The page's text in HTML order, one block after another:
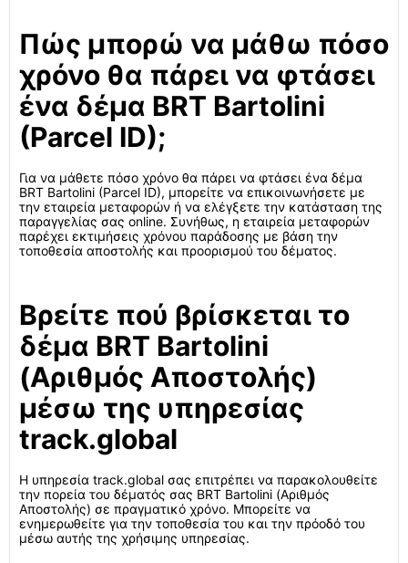
Πώς μπορώ να μάθω πόσο
χρόνο θα πάρει να φτάσει
ένα δέμα BRT Bartolini
(Parcel ID);
Για να μάθετε πόσο χρόνο θα πάρει να φτάσει ένα δέμα
BRT Bartolini (Parcel ID), μπορείτε να επικοινωνήσετε με
την εταιρεία μεταφορών ή να ελέγξετε την κατάσταση της
παραγγελίας σας online. Συνήθως, η εταιρεία μεταφορών
παρέχει εκτιμήσεις χρόνου παράδοσης με βάση την
τοποθεσία αποστολής και προορισμού του δέματος.
Βρείτε πού βρίσκεται το
δέμα BRT Bartolini
(Αριθμός Αποστολής)
μέσω της υπηρεσίας
track.global
Η υπηρεσία track.global σας επιτρέπει να παρακολουθείτε
την πορεία του δέματός σας BRT Bartolini (Αριθμός
Αποστολής) σε πραγματικό χρόνο. Μπορείτε να
ενημερωθείτε για την τοποθεσία του και την πρόοδό του
μέσω αυτής της χρήσιμης υπηρεσίας.